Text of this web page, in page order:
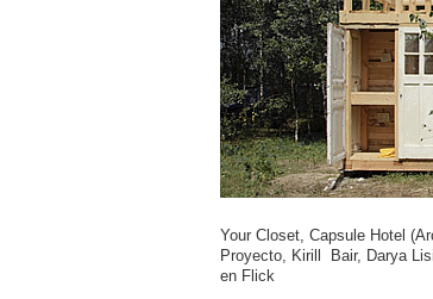
Your Closet, Capsule Hotel
Proyecto, Kirill Bair, Darya
en Flick